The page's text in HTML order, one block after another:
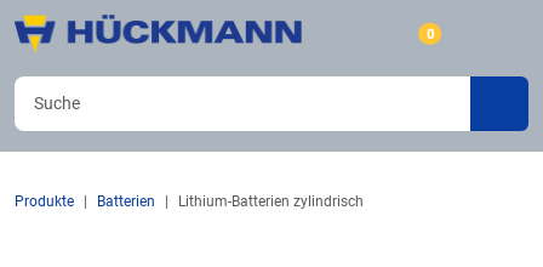
0
Produkte Batterien Lithium-Batterien zylindrisch